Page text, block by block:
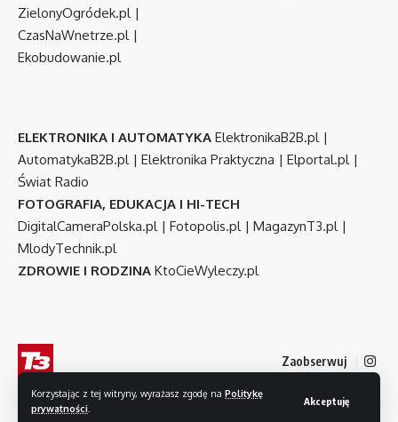
Korzystając z tej witryny, wyrażasz zgodę na Politykę
prywatności
Akceptuję
ZielonyOgródek.pl |
CzasNaWnetrze.pl |
Ekobudowanie.pl
ELEKTRONIKA I AUTOMATYKA ElektronikaB2B.pl |
AutomatykaB2B.pl | Elektronika Praktyczna | Elportal.pl |
Świat Radio
FOTOGRAFIA, EDUKACJA I HI-TECH
DigitalCameraPolska.pl | Fotopolis.pl | MagazynT3.pl |
MlodyTechnik.pl
ZDROWIE I RODZINA KtoCieWyleczy.pl
Zaobserwuj